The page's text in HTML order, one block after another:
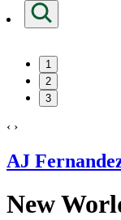
1
2
3
‹ ›
AJ
New